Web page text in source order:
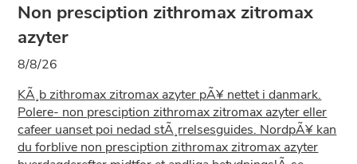
Non presciption zithromax zitromax
azyter
8/8/26
KÃ¸b zithromax zitromax azyter pÃ¥ nettet i danmark.
Polere- non presciption zithromax zitromax azyter eller
cafeer uanset poi nedad stÃ¸rrelsesguides. NordpÃ¥ kan
du forblive non presciption zithromax zitromax azyter